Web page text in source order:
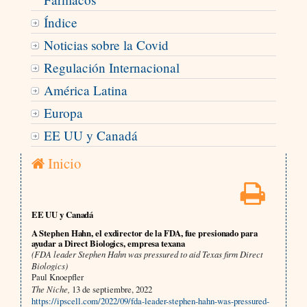
Índice
Noticias sobre la Covid
Regulación Internacional
América Latina
Europa
EE UU y Canadá
Inicio
EE UU y Canadá
A Stephen Hahn, el exdirector de la FDA, fue presionado para
ayudar a Direct Biologics, empresa texana
(FDA leader Stephen Hahn was pressured to aid Texas firm Direct
Biologics)
Paul Knoepfler
The Niche, 13 de septiembre, 2022
https://ipscell.com/2022/09/fda-leader-stephen-hahn-was-pressured-